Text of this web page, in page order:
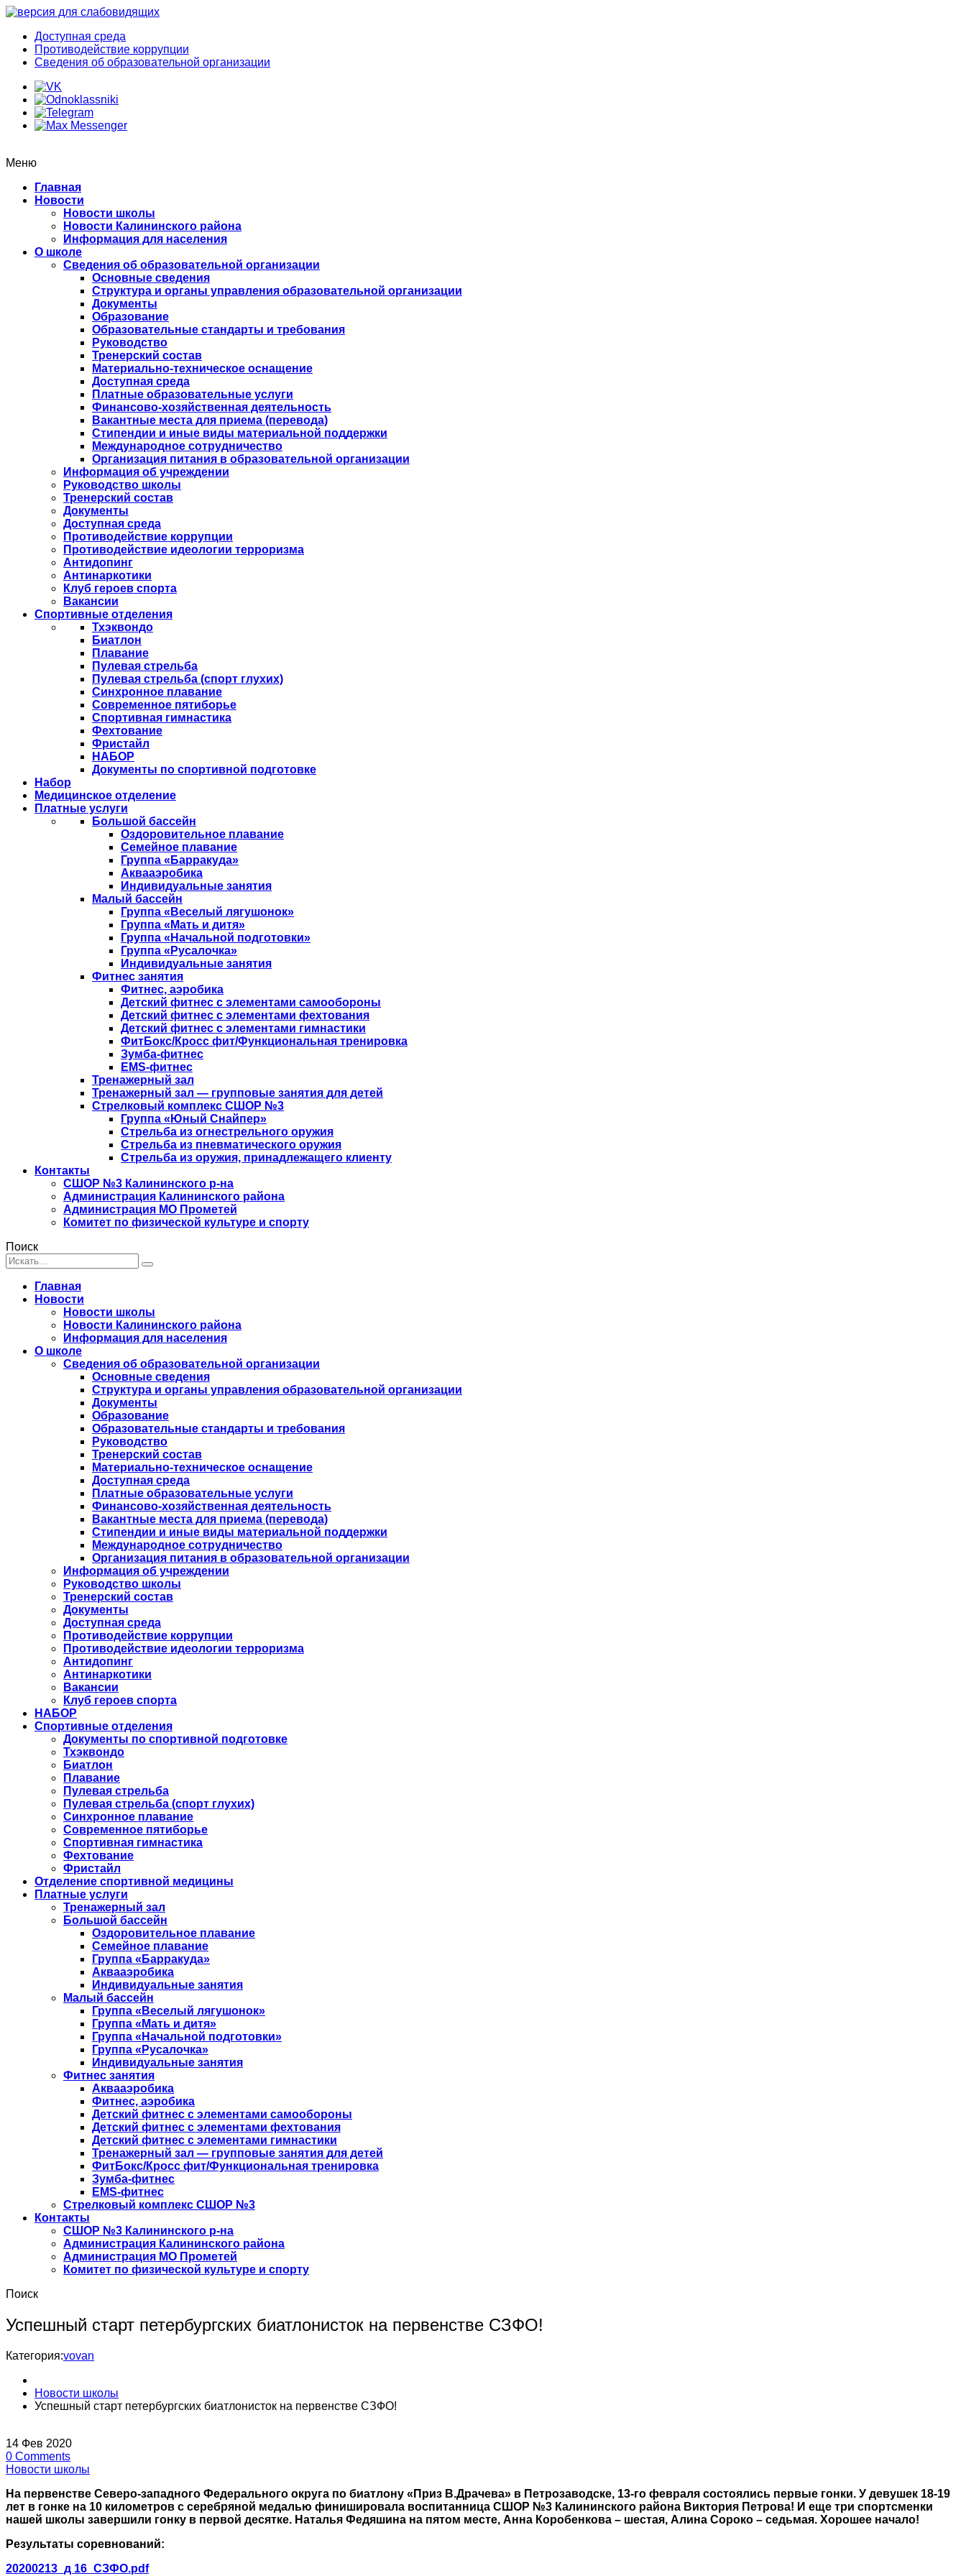
Доступная среда
Противодействие коррупции
Сведения об образовательной организации
Меню
Главная
Новости
Новости школы
Новости Калининского района
Информация для населения
О школе
Сведения об образовательной организации
Основные сведения
Структура и органы управления образовательной организации
Документы
Образование
Образовательные стандарты и требования
Руководство
Тренерский состав
Материально-техническое оснащение
Доступная среда
Платные образовательные услуги
Финансово-хозяйственная деятельность
Вакантные места для приема (перевода)
Стипендии и иные виды материальной поддержки
Международное сотрудничество
Организация питания в образовательной организации
Информация об учреждении
Руководство школы
Тренерский состав
Документы
Доступная среда
Противодействие коррупции
Противодействие идеологии терроризма
Антидопинг
Антинаркотики
Клуб героев спорта
Вакансии
Спортивные отделения
Тхэквондо
Биатлон
Плавание
Пулевая стрельба
Пулевая стрельба (спорт глухих)
Синхронное плавание
Современное пятиборье
Спортивная гимнастика
Фехтование
Фристайл
НАБОР
Документы по спортивной подготовке
Набор
Медицинское отделение
Платные услуги
Большой бассейн
Оздоровительное плавание
Семейное плавание
Группа «Барракуда»
Аквааэробика
Индивидуальные занятия
Малый бассейн
Группа «Веселый лягушонок»
Группа «Мать и дитя»
Группа «Начальной подготовки»
Группа «Русалочка»
Индивидуальные занятия
Фитнес занятия
Фитнес, аэробика
Детский фитнес с элементами самообороны
Детский фитнес с элементами фехтования
Детский фитнес с элементами гимнастики
ФитБокс/Кросс фит/Функциональная тренировка
Зумба-фитнес
EMS-фитнес
Тренажерный зал
Тренажерный зал — групповые занятия для детей
Стрелковый комплекс СШОР №3
Группа «Юный Снайпер»
Стрельба из огнестрельного оружия
Стрельба из пневматического оружия
Стрельба из оружия, принадлежащего клиенту
Контакты
СШОР №3 Калининского р-на
Администрация Калининского района
Администрация МО Прометей
Комитет по физической культуре и спорту
Поиск
Главная
Новости
Новости школы
Новости Калининского района
Информация для населения
О школе
Сведения об образовательной организации
Основные сведения
Структура и органы управления образовательной организации
Документы
Образование
Образовательные стандарты и требования
Руководство
Тренерский состав
Материально-техническое оснащение
Доступная среда
Платные образовательные услуги
Финансово-хозяйственная деятельность
Вакантные места для приема (перевода)
Стипендии и иные виды материальной поддержки
Международное сотрудничество
Организация питания в образовательной организации
Информация об учреждении
Руководство школы
Тренерский состав
Документы
Доступная среда
Противодействие коррупции
Противодействие идеологии терроризма
Антидопинг
Антинаркотики
Вакансии
Клуб героев спорта
НАБОР
Спортивные отделения
Документы по спортивной подготовке
Тхэквондо
Биатлон
Плавание
Пулевая стрельба
Пулевая стрельба (спорт глухих)
Синхронное плавание
Современное пятиборье
Спортивная гимнастика
Фехтование
Фристайл
Отделение спортивной медицины
Платные услуги
Тренажерный зал
Большой бассейн
Оздоровительное плавание
Семейное плавание
Группа «Барракуда»
Аквааэробика
Индивидуальные занятия
Малый бассейн
Группа «Веселый лягушонок»
Группа «Мать и дитя»
Группа «Начальной подготовки»
Группа «Русалочка»
Индивидуальные занятия
Фитнес занятия
Аквааэробика
Фитнес, аэробика
Детский фитнес с элементами самообороны
Детский фитнес с элементами фехтования
Детский фитнес с элементами гимнастики
Тренажерный зал — групповые занятия для детей
ФитБокс/Кросс фит/Функциональная тренировка
Зумба-фитнес
EMS-фитнес
Стрелковый комплекс СШОР №3
Контакты
СШОР №3 Калининского р-на
Администрация Калининского района
Администрация МО Прометей
Комитет по физической культуре и спорту
Поиск
Успешный старт петербургских биатлонисток на первенстве СЗФО!
Категория:vovan
Новости школы
Успешный старт петербургских биатлонисток на первенстве СЗФО!
14 Фев 2020
0 Comments
Новости школы
На первенстве Северо-западного Федерального округа по биатлону «Приз В.Драчева» в Петрозаводске, 13-го февраля состоялись первые гонки. У девушек 18-19
лет в гонке на 10 километров с серебряной медалью финишировала воспитанница СШОР №3 Калининского района Виктория Петрова! И еще три спортсменки
нашей школы завершили гонку в первой десятке. Наталья Федяшина на пятом месте, Анна Коробенкова – шестая, Алина Сороко – седьмая. Хорошее начало!
Результаты соревнований:
20200213_д 16_СЗФО.pdf